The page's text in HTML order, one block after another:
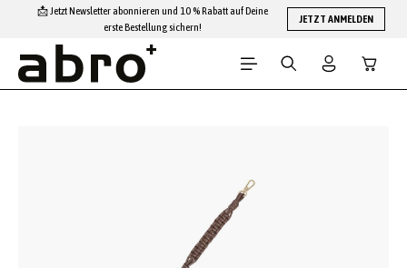
Zum Hauptinhalt springen
📩 Jetzt Newsletter abonnieren und 10 % Rabatt auf Deine
erste Bestellung sichern!
JETZT ANMELDEN